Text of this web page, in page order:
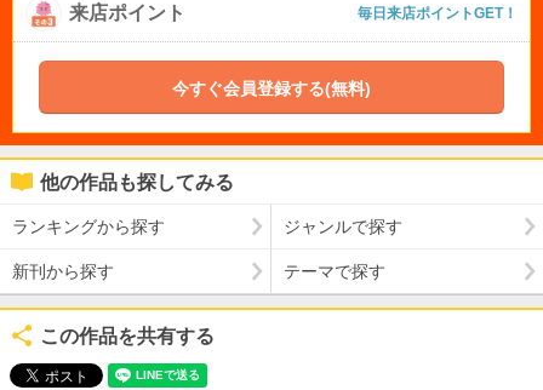
来店ポイント 毎日来店ポイントGET！
今すぐ会員登録する(無料)
他の作品も探してみる
ランキングから探す ジャンルで探す
新刊から探す テーマで探す
この作品を共有する